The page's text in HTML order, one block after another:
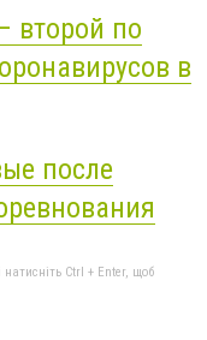
второй по
в
после
Ctrl + Enter, щоб